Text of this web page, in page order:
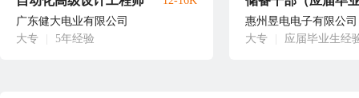
广东健大电业有限公司
大专
5年经验
惠州昱电电子有限公司
大专
应届毕业生经